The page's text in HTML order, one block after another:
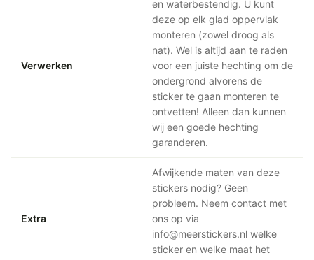
Verwerken
en waterbestendig. U kunt
deze op elk glad oppervlak
monteren (zowel droog als
nat). Wel is altijd aan te raden
voor een juiste hechting om de
ondergrond alvorens de
sticker te gaan monteren te
ontvetten! Alleen dan kunnen
wij een goede hechting
garanderen.
Extra
Afwijkende maten van deze
stickers nodig? Geen
probleem. Neem contact met
ons op via
info@meerstickers.nl welke
sticker en welke maat het